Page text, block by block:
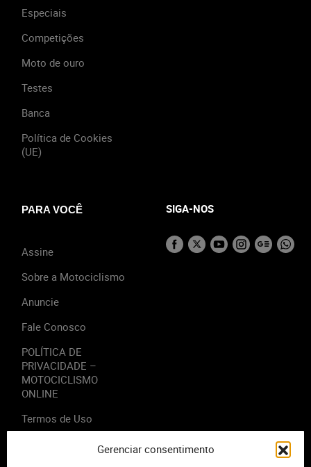
Gerenciar consentimento
Especiais
Competições
Moto de ouro
Testes
Banca
Política de Cookies
(UE)
PARA VOCÊ
Assine
Sobre a Motociclismo
Anuncie
Fale Conosco
POLÍTICA DE
PRIVACIDADE –
MOTOCICLISMO
ONLINE
Termos de Uso
SIGA-NOS